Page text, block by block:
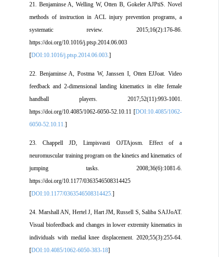
21. Benjaminse A, Welling W, Otten B, Gokeler AJPtiS. Novel
methods of instruction in ACL injury prevention programs, a
systematic review. 2015;16(2):176-86.
https://doi.org/10.1016/j.ptsp.2014.06.003
[DOI:10.1016/j.ptsp.2014.06.003.
22. Benjaminse A, Postma W, Janssen I, Otten EJJoat. Video
feedback and 2-dimensional landing kinematics in elite female
handball players. 2017;52(11):993-1001.
https://doi.org/10.4085/1062-6050-52.10.11 [DOI:10.4085/1062-
6050-52.10.11.
23. Chappell JD, Limpisvasti OJTAjosm. Effect of a
neuromuscular training program on the kinetics and kinematics of
jumping tasks. 2008;36(6):1081-6.
https://doi.org/10.1177/0363546508314425
[DOI:10.1177/0363546508314425.
24. Marshall AN, Hertel J, Hart JM, Russell S, Saliba SAJJoAT.
Visual biofeedback and changes in lower extremity kinematics in
individuals with medial knee displacement. 2020;55(3):255-64.
[DOI:10.4085/1062-6050-383-18